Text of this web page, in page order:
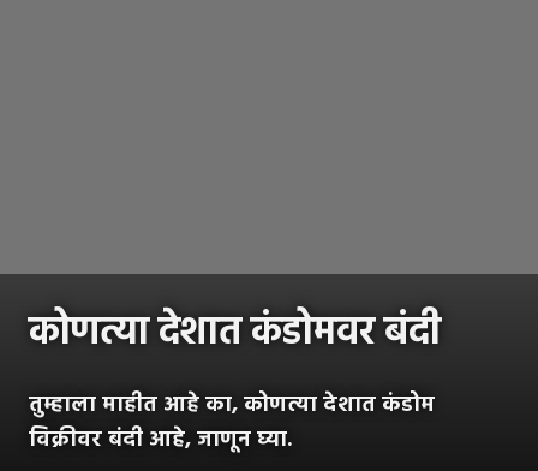
कोणत्या देशात कंडोमवर बंदी
तुम्हाला माहीत आहे का, कोणत्या देशात कंडोम
विक्रीवर बंदी आहे, जाणून घ्या.